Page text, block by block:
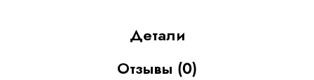
Детали
Отзывы (0)